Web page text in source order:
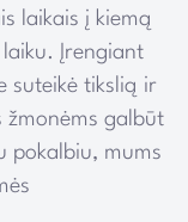
laikais į kiemą
Įrengiant
suteikė tikslią ir
žmonėms galbūt
pokalbiu, mums